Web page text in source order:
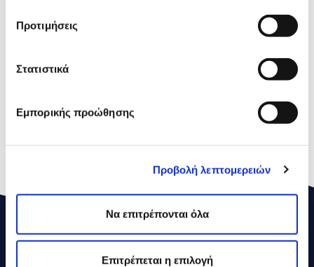
Προτιμήσεις
Στατιστικά
Εμπορικής προώθησης
Προβολή λεπτομερειών
Να επιτρέπονται όλα
Επιτρέπεται η επιλογή
Οξέα
εκ των οποίων
0,2g
Πρωτεΐνες
23,0g
Αλάτι
3,0g
ΔΕΛΤΑΣΥΝΤΑΓΕΣ